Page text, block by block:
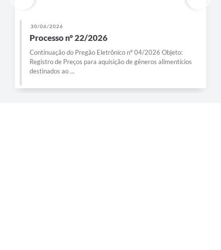
30/06/2026
Processo n° 22/2026
Continuação do Pregão Eletrônico nº 04/2026 Objeto:
Registro de Preços para aquisição de gêneros alimentícios
destinados ao ...